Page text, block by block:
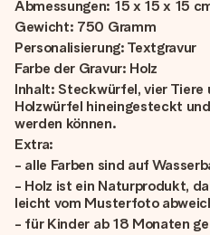
Abmessungen: 15 x 15 x 15
Gewicht: 750 Gramm
Personalisierung: Textgravur
Farbe der Gravur: Holz
Inhalt: Steckwürfel, vier Tiere
Holzwürfel hineingesteckt
werden können.
Extra:
- alle Farben sind auf
- Holz ist ein Naturprodukt,
leicht vom Musterfoto
- für Kinder ab 18 Monaten